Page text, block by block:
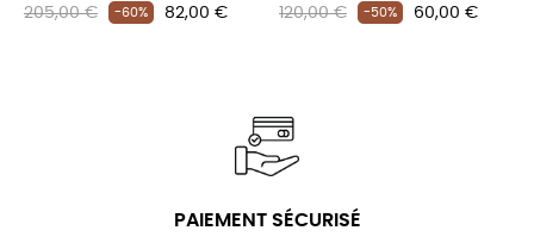
Prix
205,00 € -60% Prix
82,00 €
Prix
120,00 € -50% Prix
60,00 €
PAIEMENT SÉCURISÉ